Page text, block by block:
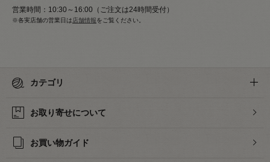
営業時間：10:30～16:00（ご注文は24時間受付）
※各実店舗の営業日は 店舗情報をご覧ください。
カテゴリ
お取り寄せについて
お買い物ガイド